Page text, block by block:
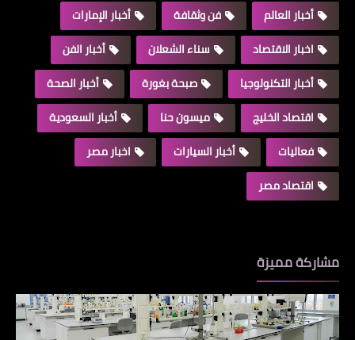
أخبار العالم
فن وثقافة
أخبار الإمارات
اخبار الاقتصاد
سناء الشعلان
أخبار الفن
أخبار التكنولوجيا
صبحة بغورة
أخبار الصحة
اقتصاد الخليج
ميسون حنا
أخبار السعودية
فعاليات
أخبار السيارات
اخبار مصر
اقتصاد مصر
مشاركة مميزة